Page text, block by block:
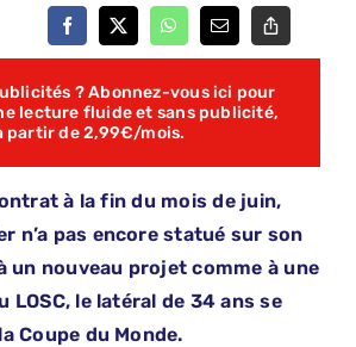
? Abonnez-vous ici pour
lecture fluide et sans publicité,
partir de 2,99€/mois.
à la fin du mois de juin,
n’a pas encore statué sur son
un nouveau projet comme à une
LOSC, le latéral de 34 ans se
Coupe du Monde.